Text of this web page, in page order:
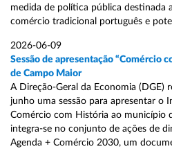
medida de política pública destinada
comércio tradicional português e
2026-06-09
Sessão de apresentação “Comércio
de Campo Maior
A Direção-Geral da Economia (DGE)
junho uma sessão para apresentar o
Comércio com História ao município
integra-se no conjunto de ações de
Agenda + Comércio 2030, um